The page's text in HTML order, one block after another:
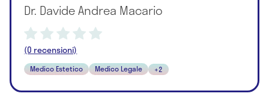
Dr. Davide Andrea Macario
(0 recensioni)
Medico Estetico Medico Legale +2